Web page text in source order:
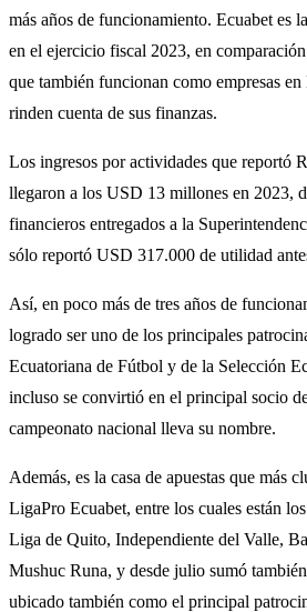
más años de funcionamiento. Ecuabet es
en el ejercicio fiscal 2023, en
que también funcionan como empresas
rinden cuenta de sus finanzas.
Los ingresos por actividades que reportó
llegaron a los USD 13 millones en 2023,
financieros entregados a la
sólo reportó USD 317.000 de utilidad
Así, en poco más de tres años de
logrado ser uno de los principales
Ecuatoriana de Fútbol y de la Selección
incluso se convirtió en el principal socio
campeonato nacional lleva su nombre.
Además, es la casa de apuestas que más
LigaPro Ecuabet, entre los cuales están
Liga de Quito, Independiente del Valle,
Mushuc Runa, y desde julio sumó
ubicado también como el principal